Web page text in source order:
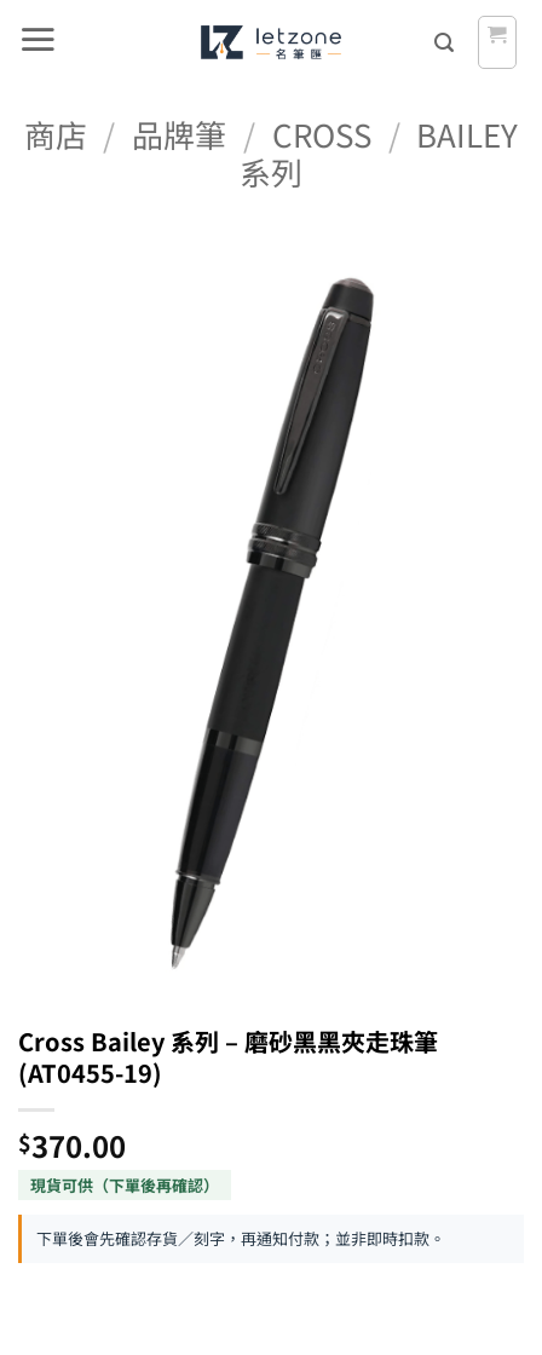
商店 / 品牌筆 / CROSS / BAILEY
系列
Cross Bailey 系列 – 磨砂黑黑夾走珠筆
(AT0455-19)
$370.00
下單後會先確認存貨／刻字，再通知付款；並非即時扣款。